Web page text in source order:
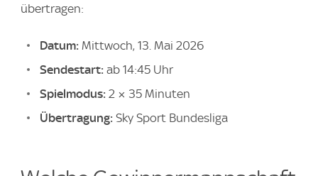
übertragen:
Datum: Mittwoch, 13. Mai 2026
Sendestart: ab 14:45 Uhr
Spielmodus: 2 × 35 Minuten
Übertragung: Sky Sport Bundesliga